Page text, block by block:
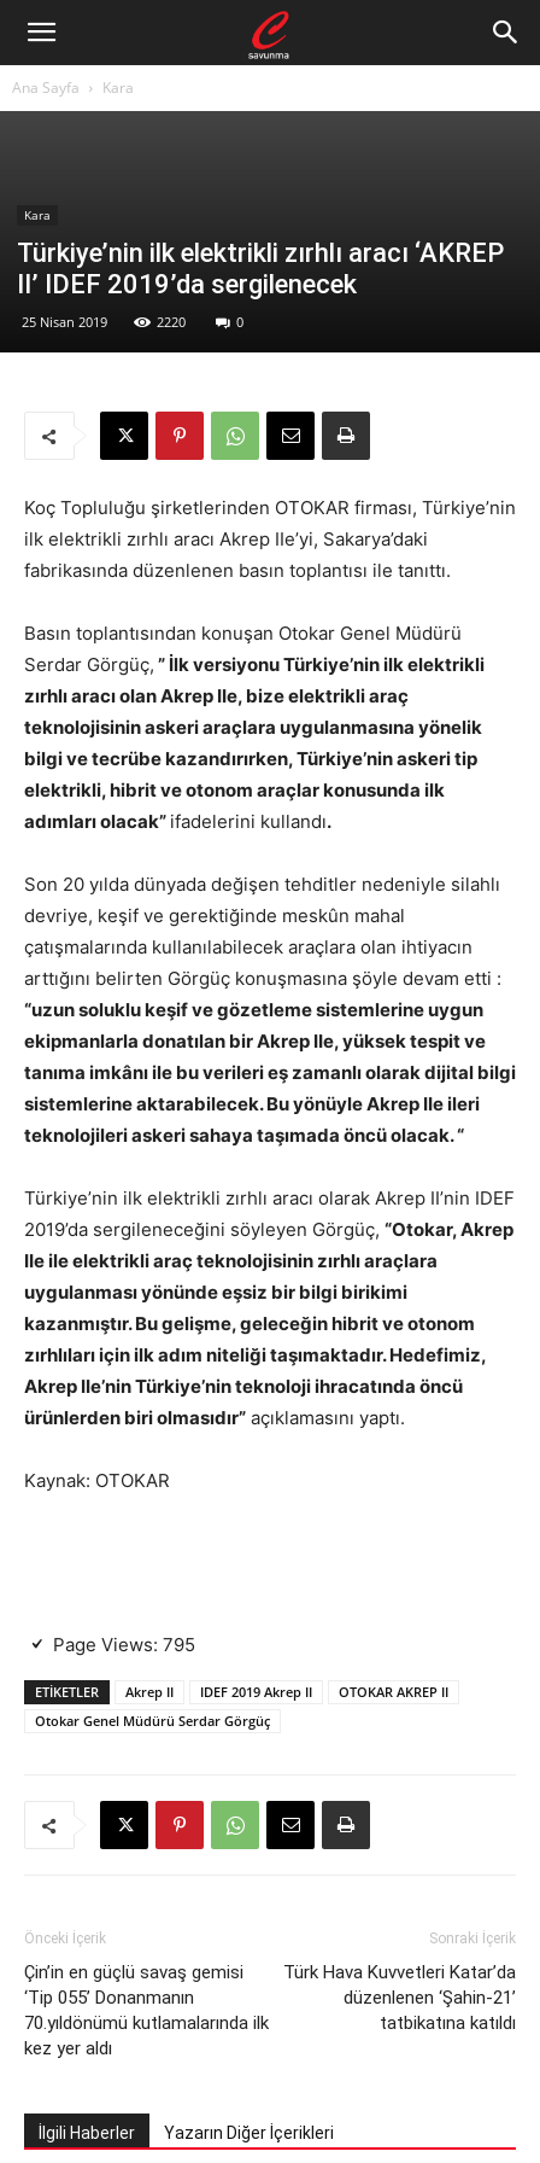
Ana Sayfa Kara
Kara
Türkiye’nin ilk elektrikli zırhlı aracı ‘AKREP
II’ IDEF 2019’da sergilenecek
25 Nisan 2019 2220 0
Koç Topluluğu şirketlerinden OTOKAR firması, Türkiye’nin
ilk elektrikli zırhlı aracı Akrep IIe’yi, Sakarya’daki
fabrikasında düzenlenen basın toplantısı ile tanıttı.
Basın toplantısından konuşan Otokar Genel Müdürü
Serdar Görgüç, ” İlk versiyonu Türkiye’nin ilk elektrikli
zırhlı aracı olan Akrep IIe, bize elektrikli araç
teknolojisinin askeri araçlara uygulanmasına yönelik
bilgi ve tecrübe kazandırırken, Türkiye’nin askeri tip
elektrikli, hibrit ve otonom araçlar konusunda ilk
adımları olacak” ifadelerini kullandı.
Son 20 yılda dünyada değişen tehditler nedeniyle silahlı
devriye, keşif ve gerektiğinde meskûn mahal
çatışmalarında kullanılabilecek araçlara olan ihtiyacın
arttığını belirten Görgüç konuşmasına şöyle devam etti :
“uzun soluklu keşif ve gözetleme sistemlerine uygun
ekipmanlarla donatılan bir Akrep IIe, yüksek tespit ve
tanıma imkânı ile bu verileri eş zamanlı olarak dijital bilgi
sistemlerine aktarabilecek. Bu yönüyle Akrep IIe ileri
teknolojileri askeri sahaya taşımada öncü olacak. “
Türkiye’nin ilk elektrikli zırhlı aracı olarak Akrep II’nin IDEF
2019’da sergileneceğini söyleyen Görgüç, “Otokar, Akrep
IIe ile elektrikli araç teknolojisinin zırhlı araçlara
uygulanması yönünde eşsiz bir bilgi birikimi
kazanmıştır. Bu gelişme, geleceğin hibrit ve otonom
zırhlıları için ilk adım niteliği taşımaktadır. Hedefimiz,
Akrep IIe’nin Türkiye’nin teknoloji ihracatında öncü
ürünlerden biri olmasıdır” açıklamasını yaptı.
Kaynak: OTOKAR
Page Views: 795
ETIKETLER Akrep II IDEF 2019 Akrep II
OTOKAR AKREP II
Otokar Genel Müdürü Serdar Görgüç
Önceki İçerik
Çin’in en güçlü savaş gemisi
‘Tip 055’ Donanmanın
70.yıldönümü kutlamalarında ilk
kez yer aldı
Sonraki İçerik
Türk Hava Kuvvetleri Katar’da
düzenlenen ‘Şahin-21’
tatbikatına katıldı
İlgili Haberler Yazarın Diğer İçerikleri